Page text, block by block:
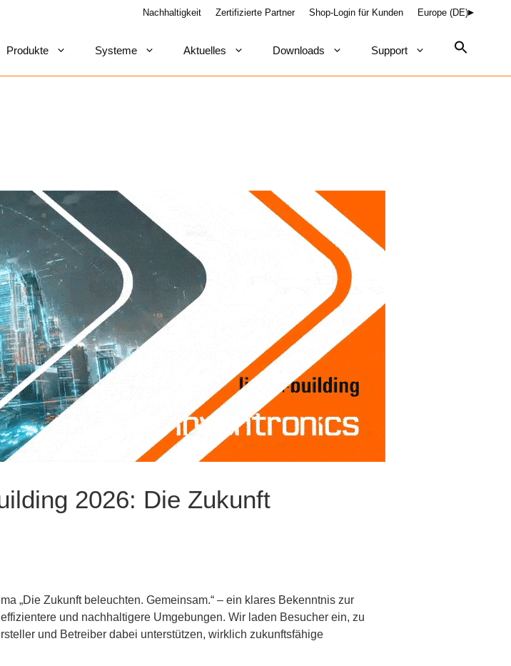
Nachhaltigkeit Zertifizierte Partner Shop-Login für Kunden Europe (DE)
Produkte Systeme Aktuelles Downloads Support
2026: Die Zukunft
„Die Zukunft beleuchten. Gemeinsam.“ – ein klares Bekenntnis zur
und nachhaltigere Umgebungen. Wir laden Besucher ein, zu
und Betreiber dabei unterstützen, wirklich zukunftsfähige